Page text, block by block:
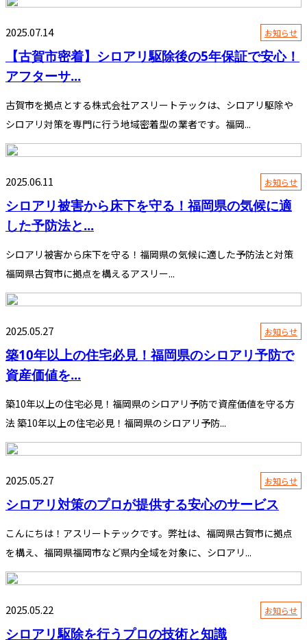
2025.07.14 お知らせ
【古賀市密着】シロアリ駆除後の5年保証で安心！
アフターサ...
古賀市を拠点とする株式会社アスリートテックは、シロアリ駆除や
シロアリ対策を専門に行う地域密着型の業者です。福岡...
2025.06.11 お知らせ
シロアリ被害から床下を守る！福岡県の気候に適
した予防法と...
シロアリ被害から床下を守る！福岡県の気候に適した予防法と対策
福岡県古賀市に拠点を構えるアスリー...
2025.05.27 お知らせ
築10年以上の住宅必見！福岡県のシロアリ予防で
資産価値を...
築10年以上の住宅必見！福岡県のシロアリ予防で資産価値を守る方
法 築10年以上の住宅必見！福岡県のシロアリ予防...
2025.05.27 お知らせ
シロアリ対策のプロが提供する安心のサービス
こんにちは！アスリートテックです。弊社は、福岡県古賀市に拠点
を構え、福岡県福岡市など県内全域を対象に、シロアリ...
2025.05.22 お知らせ
シロアリ駆除を行うプロの技術と知識